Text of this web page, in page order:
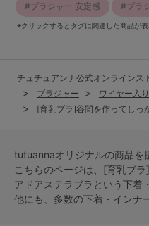
ブラジャー 安定感 ブラ
※クリックするとタグに関連した商品が
チュチュアンナ公式オンラインス
ブラジャー
ワイヤー入
[育乳ブラ]谷間を作ってしっ
tutuannaオリジナルの商品を
こちらのページは、[育乳ブ
アドアステラブラという下着
他にも、多数の下着・インナ